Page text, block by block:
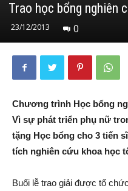
Trao học bổng nghiên
23/12/2013 0
Chương trình Học bổng
Vì sự phát triển phụ nữ
tặng Học bổng cho 3 tiến
tích nghiên cứu khoa học
Buổi lễ trao giải được tổ